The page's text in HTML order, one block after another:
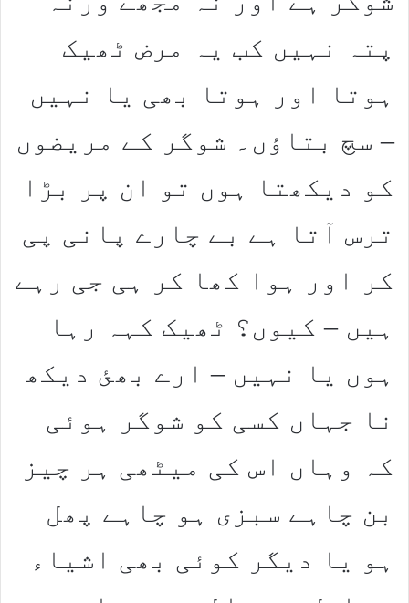
پتہ نہیں کب یہ مرض ٹھیک
ہوتا اور ہوتا بھی یا نہیں
– سچ بتاؤں۔ شوگر کے مریضوں
کو دیکھتا ہوں تو ان پر بڑا
ترس آتا ہے بے چارے پانی پی
کر اور ہوا کھا کر ہی جی رہے
ہیں – کیوں؟ ٹھیک کہہ رہا
ہوں یا نہیں – ارے بھئ دیکھ
نا جہاں کسی کو شوگر ہوئی
کہ وہاں اس کی میٹھی ہر چیز
بن چاہے سبزی ہو چاہے پھل
ہو یا دیگر کوئی بھی اشیاء